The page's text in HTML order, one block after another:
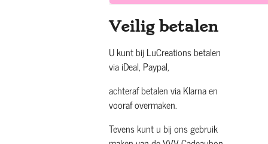
Veilig betalen
U kunt bij LuCreations betalen
via iDeal, Paypal,
achteraf betalen via Klarna en
vooraf overmaken.
Tevens kunt u bij ons gebruik